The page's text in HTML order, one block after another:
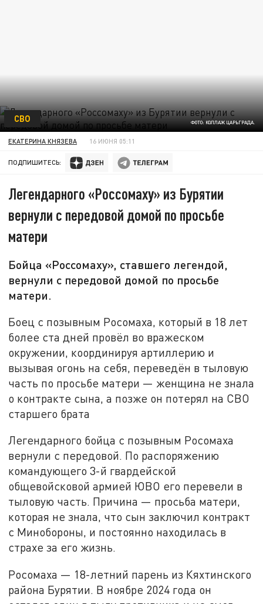
ФОТО: КОЛЛАЖ ЦАРЬГРАДА.
СВО
ЕКАТЕРИНА КНЯЗЕВА 16 ИЮНЯ 05:11
ПОДПИШИТЕСЬ:
Легендарного «Россомаху» из Бурятии
вернули с передовой домой по просьбе
матери
Бойца «Россомаху», ставшего легендой,
вернули с передовой домой по просьбе
матери.
Боец с позывным Росомаха, который в 18 лет
более ста дней провёл во вражеском
окружении, координируя артиллерию и
вызывая огонь на себя, переведён в тыловую
часть по просьбе матери — женщина не знала
о контракте сына, а позже он потерял на СВО
старшего брата
Легендарного бойца с позывным Росомаха
вернули с передовой. По распоряжению
командующего 3-й гвардейской
общевойсковой армией ЮВО его перевели в
тыловую часть. Причина — просьба матери,
которая не знала, что сын заключил контракт
с Минобороны, и постоянно находилась в
страхе за его жизнь.
Росомаха — 18-летний парень из Кяхтинского
района Бурятии. В ноябре 2024 года он